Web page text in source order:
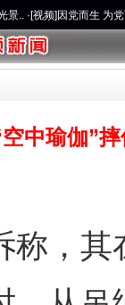
因党而生 为党而战——百
中瑜伽”
，其